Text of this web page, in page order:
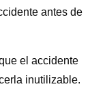
antes de
el accidente
inutilizable.